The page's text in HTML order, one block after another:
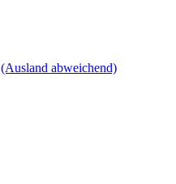
(Ausland abweichend)